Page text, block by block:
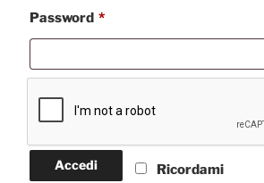
Password *Richiesto
Ricordami
Accedi